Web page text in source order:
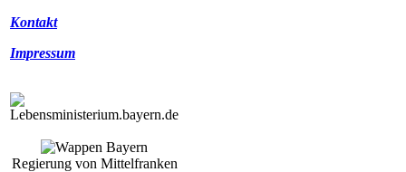
Kontakt
Impressum
Regierung von Mittelfranken